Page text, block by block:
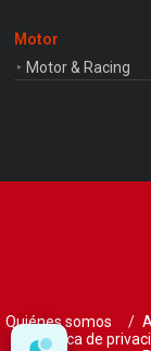
Motor
Motor & Racing
Quiénes somos
Política de